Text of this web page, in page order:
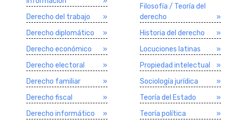
Derecho del trabajo
»
Derecho diplomático
»
Derecho económico
»
Derecho electoral
»
Derecho familiar
»
Derecho fiscal
»
Derecho informático
»
Filosofí­a / Teorí­a del
derecho
»
Historia del derecho
»
Locuciones latinas
»
Propiedad intelectual
»
Sociologí­a jurí­dica
»
Teorí­a del Estado
»
Teorí­a polí­tica
»